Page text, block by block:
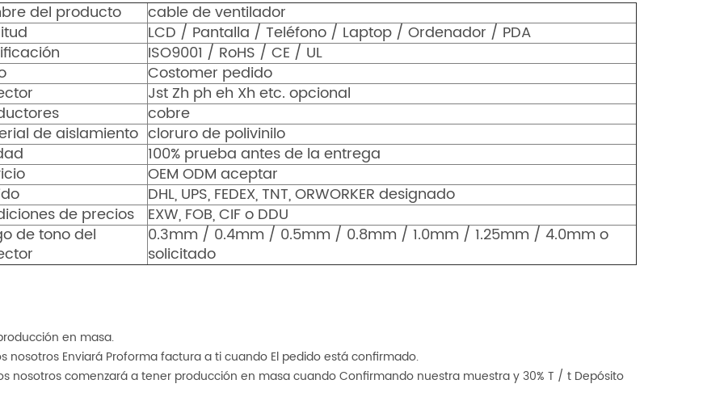
del producto
cable de ventilador
LCD / Pantalla / Teléfono / Laptop / Ordenador / PDA
ISO9001 / RoHS / CE / UL
Costomer pedido
Jst Zh ph eh Xh etc. opcional
cobre
de aislamiento cloruro de polivinilo
100% prueba antes de la entrega
OEM ODM aceptar
DHL, UPS, FEDEX, TNT, ORWORKER designado
de precios
EXW, FOB, CIF o DDU
de tono del
0.3mm / 0.4mm / 0.5mm / 0.8mm / 1.0mm / 1.25mm / 4.0mm o
solicitado
en masa.
nosotros Enviará Proforma factura a ti cuando El pedido está confirmado.
nosotros comenzará a tener producción en masa cuando Confirmando nuestra muestra y 30% T / t Depósito